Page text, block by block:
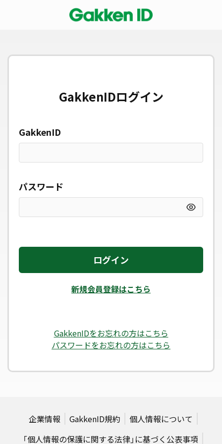
GakkenIDログイン
GakkenID
パスワード
ログイン
新規会員登録はこちら
GakkenIDをお忘れの方はこちら
パスワードをお忘れの方はこちら
企業情報 GakkenID規約
個人情報について
「個人情報の保護に関する法律」に基づく公表事項